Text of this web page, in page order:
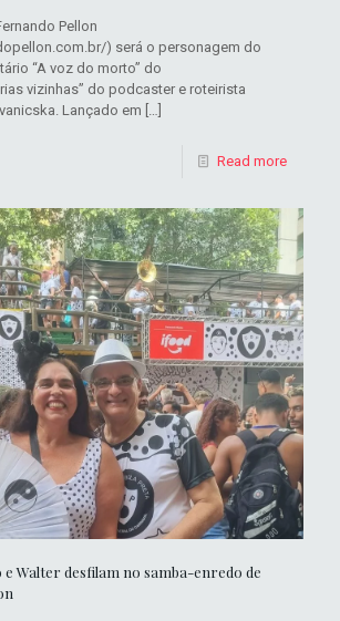
Pellon
) será o personagem do
“A voz do morto” do
vizinhas” do podcaster e roteirista
Lançado em […]
Read more
Walter desfilam no samba-enredo de